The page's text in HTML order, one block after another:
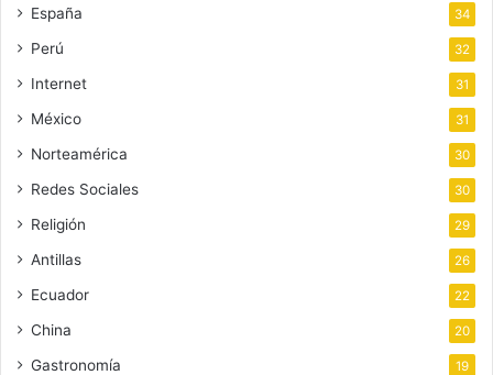
España 34
Perú 32
Internet 31
México 31
Norteamérica 30
Redes Sociales 30
Religión 29
Antillas 26
Ecuador 22
China 20
Gastronomía 19